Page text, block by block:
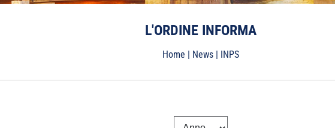
L'ORDINE INFORMA
Home | News | INPS